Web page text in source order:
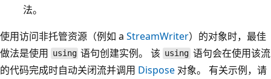
法。
使用访问非托管资源（例如 a StreamWriter）的对象时，最佳
做法是使用 using 语句创建实例。 该 using语句会在使用该流
的代码完成时自动关闭流并调用 Dispose 对象。 有关示例，请